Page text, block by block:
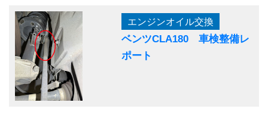
エンジンオイル交換
ベンツCLA180 車検整備レ
ポート